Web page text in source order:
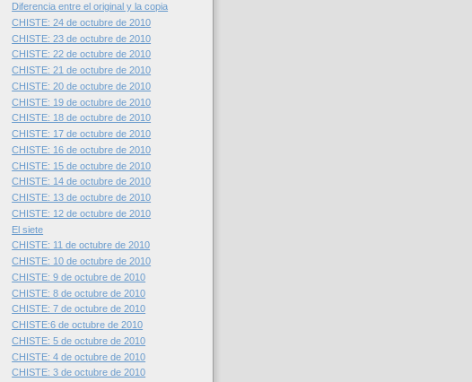
Diferencia entre el original y la copia
CHISTE: 24 de octubre de 2010
CHISTE: 23 de octubre de 2010
CHISTE: 22 de octubre de 2010
CHISTE: 21 de octubre de 2010
CHISTE: 20 de octubre de 2010
CHISTE: 19 de octubre de 2010
CHISTE: 18 de octubre de 2010
CHISTE: 17 de octubre de 2010
CHISTE: 16 de octubre de 2010
CHISTE: 15 de octubre de 2010
CHISTE: 14 de octubre de 2010
CHISTE: 13 de octubre de 2010
CHISTE: 12 de octubre de 2010
El siete
CHISTE: 11 de octubre de 2010
CHISTE: 10 de octubre de 2010
CHISTE: 9 de octubre de 2010
CHISTE: 8 de octubre de 2010
CHISTE: 7 de octubre de 2010
CHISTE:6 de octubre de 2010
CHISTE: 5 de octubre de 2010
CHISTE: 4 de octubre de 2010
CHISTE: 3 de octubre de 2010